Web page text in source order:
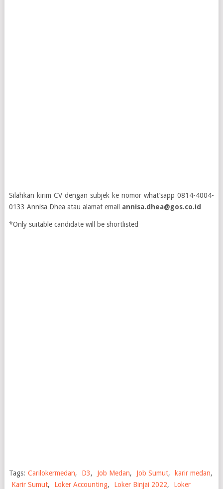
Silahkan kirim CV dengan subjek ke nomor what’sapp 0814-4004-
0133 Annisa Dhea atau alamat email annisa.dhea@gos.co.id
*Only suitable candidate will be shortlisted
Tags: Carilokermedan, D3, Job Medan, Job Sumut, karir medan,
Karir Sumut, Loker Accounting, Loker Binjai 2022,
Loker